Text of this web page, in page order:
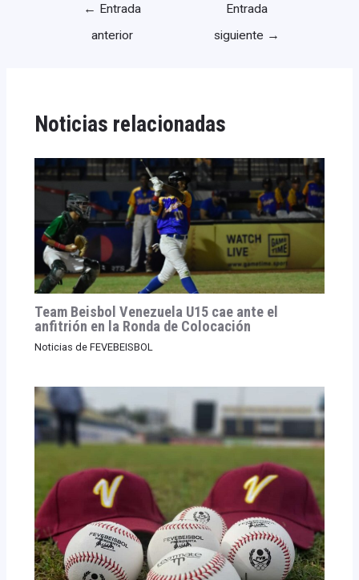
← Entrada
anterior
Entrada
siguiente →
Noticias relacionadas
Team Beisbol Venezuela U15 cae ante el
anfitrión en la Ronda de Colocación
Noticias de FEVEBEISBOL